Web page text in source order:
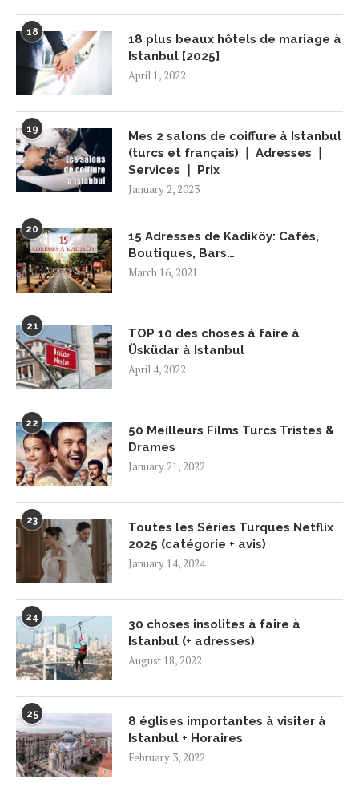
18
18 plus beaux hôtels de mariage à
Istanbul [2025]
April 1, 2022
19
Mes 2 salons de coiffure à Istanbul
(turcs et français) ❘ Adresses ❘
Services ❘ Prix
January 2, 2023
20
15 Adresses de Kadiköy: Cafés,
Boutiques, Bars…
March 16, 2021
21
TOP 10 des choses à faire à
Üsküdar à Istanbul
April 4, 2022
22
50 Meilleurs Films Turcs Tristes &
Drames
January 21, 2022
23
Toutes les Séries Turques Netflix
2025 (catégorie + avis)
January 14, 2024
24
30 choses insolites à faire à
Istanbul (+ adresses)
August 18, 2022
25
8 églises importantes à visiter à
Istanbul + Horaires
February 3, 2022